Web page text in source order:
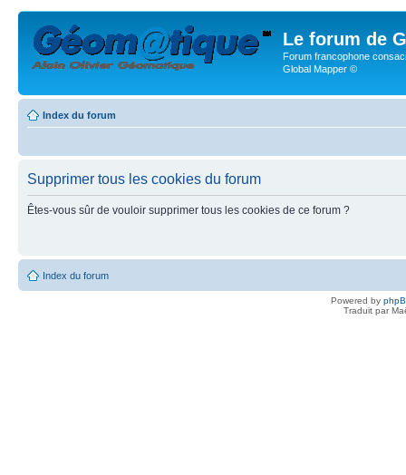
Le forum de
Forum francophone
Global Mapper ©
Index du forum
Supprimer tous les cookies du forum
Êtes-vous sûr de vouloir supprimer tous les cookies de ce forum ?
Index du forum
Powered by
Traduit par